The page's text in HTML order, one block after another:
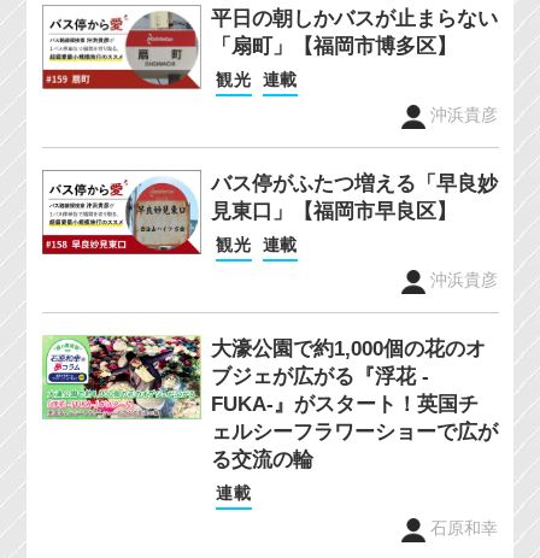
平日の朝しかバスが止まらない
「扇町」【福岡市博多区】
観光
連載
沖浜貴彦
バス停がふたつ増える「早良妙
見東口」【福岡市早良区】
観光
連載
沖浜貴彦
大濠公園で約1,000個の花のオ
ブジェが広がる『浮花 -
FUKA-』がスタート！英国チ
ェルシーフラワーショーで広が
る交流の輪
連載
石原和幸